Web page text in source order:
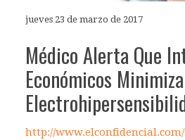
jueves 23 de marzo de 2017
Médico Alerta Que
Económicos
http://